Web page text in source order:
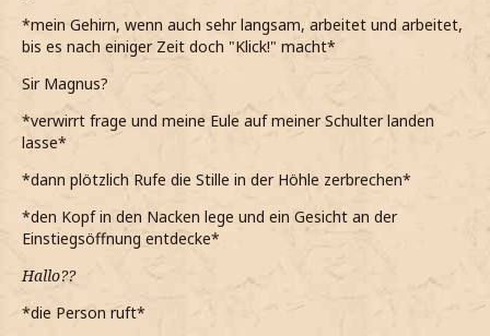
*mein Gehirn, wenn auch sehr langsam, arbeitet und arbeitet,
bis es nach einiger Zeit doch "Klick!" macht*
Sir Magnus?
*verwirrt frage und meine Eule auf meiner Schulter landen
lasse*
*dann plötzlich Rufe die Stille in der Höhle zerbrechen*
*den Kopf in den Nacken lege und ein Gesicht an der
Einstiegsöffnung entdecke*
Hallo??
*die Person ruft*